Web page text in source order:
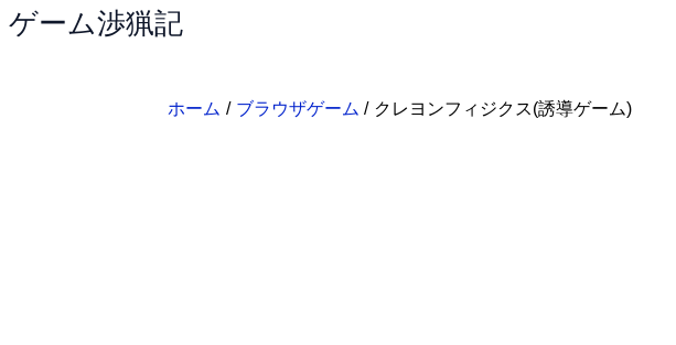
内
ゲーム渉猟記
ホーム ブラウザゲーム クレヨンフィジクス(誘導ゲーム)